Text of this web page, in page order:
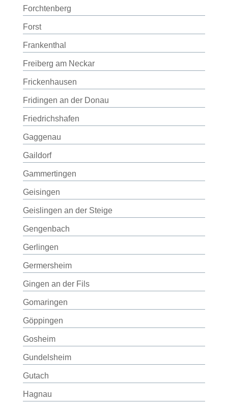
Forchtenberg
Forst
Frankenthal
Freiberg am Neckar
Frickenhausen
Fridingen an der Donau
Friedrichshafen
Gaggenau
Gaildorf
Gammertingen
Geisingen
Geislingen an der Steige
Gengenbach
Gerlingen
Germersheim
Gingen an der Fils
Gomaringen
Göppingen
Gosheim
Gundelsheim
Gutach
Hagnau